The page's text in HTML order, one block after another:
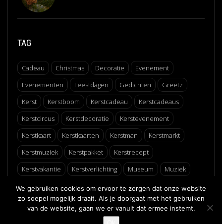
TAG
Cadeau Christmas Decoratie
Evenement
Evenementen
Feestdagen Gedichten
Greetz
Kerst
Kerstboom Kerstcadeau
Kerstcadeaus
Kerstcircus
Kerstdecoratie
Kerstevenement
Kerstkaart
Kerstkaarten Kerstman
Kerstmarkt
Kerstmuziek
Kerstpakket
Kerstrecept
Kerstvakantie
Kerstverlichting Museum
Muziek
Recept
Schaatsen Winter Winterfair
We gebruiken cookies om ervoor te zorgen dat onze website
zo soepel mogelijk draait. Als je doorgaat met het gebruiken
van de website, gaan we er vanuit dat ermee instemt.